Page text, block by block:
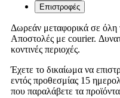
Επιστροφές
Δωρεάν μεταφορικά σε όλη
Αποστολές με courier.
κοντινές περιοχές.
Έχετε το δικαίωμα να
εντός προθεσμίας 15
που παραλάβετε τα